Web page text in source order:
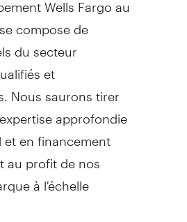
compose de
du secteur
et
Nous saurons tirer
approfondie
en financement
au profit de nos
à l'échelle